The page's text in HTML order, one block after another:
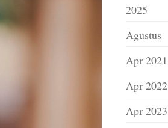
2025
Agustus
Apr 2021
Apr 2022
Apr 2023